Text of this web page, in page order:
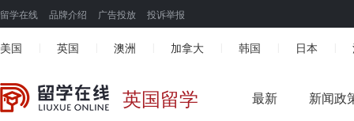
留学在线 品牌介绍 广告投放 投诉举报
美国 英国 澳洲 加拿大 韩国 日本
英国留学 最新 新闻政